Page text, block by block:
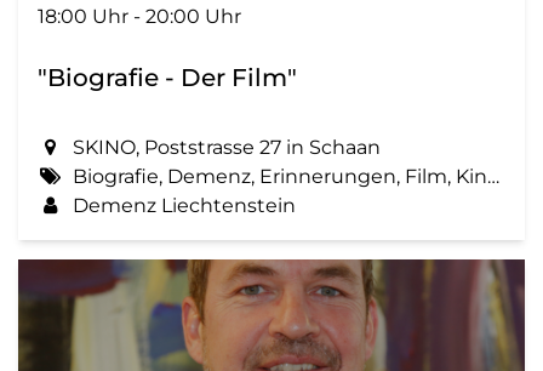
18:00 Uhr - 20:00 Uhr
"Biografie - Der Film"
SKINO, Poststrasse 27 in Schaan
Biografie, Demenz, Erinnerungen, Film, Kino, Lebensgeschichte, Zemma tua - Senioren gemeinsam aktiv
Demenz Liechtenstein